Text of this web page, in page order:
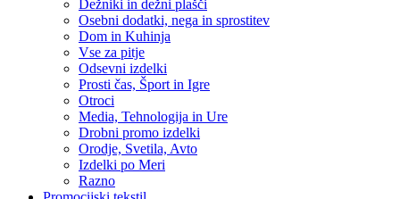
Dežniki in dežni plašči
Osebni dodatki, nega in sprostitev
Dom in Kuhinja
Vse za pitje
Odsevni izdelki
Prosti čas, Šport in Igre
Otroci
Media, Tehnologija in Ure
Drobni promo izdelki
Orodje, Svetila, Avto
Izdelki po Meri
Razno